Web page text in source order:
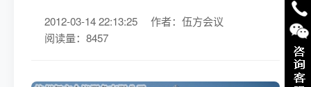
2012-03-14 22:13:25
作者：伍方会议
阅读量：8457